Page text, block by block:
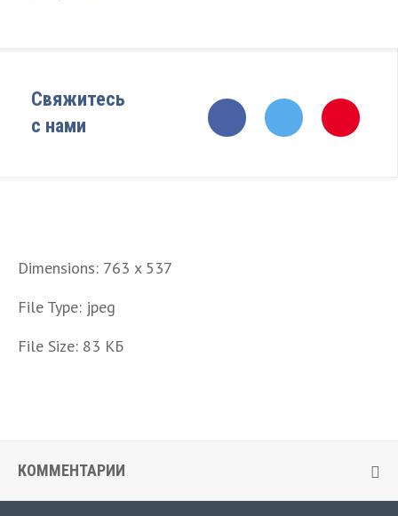
Свяжитесь
с нами
Dimensions: 763 x 537
File Type: jpeg
File Size: 83 КБ
КОММЕНТАРИИ